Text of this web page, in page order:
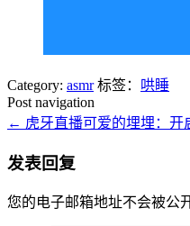
Category: asmr 标签：
哄睡
Post navigation
← 虎牙直播可爱的埋埋：开
发表回复
您的电子邮箱地址不会被公开